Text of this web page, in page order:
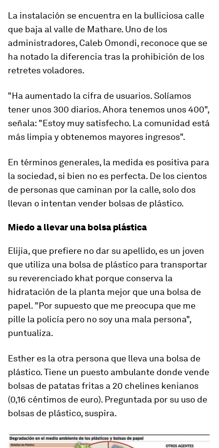
La instalación se encuentra en la bulliciosa calle
que baja al valle de Mathare. Uno de los
administradores, Caleb Omondi, reconoce que se
ha notado la diferencia tras la prohibición de los
retretes voladores.
"Ha aumentado la cifra de usuarios. Solíamos
tener unos 300 diarios. Ahora tenemos unos 400",
señala: "Estoy muy satisfecho. La comunidad está
más limpia y obtenemos mayores ingresos".
En términos generales, la medida es positiva para
la sociedad, si bien no es perfecta. De los cientos
de personas que caminan por la calle, solo dos
llevan o intentan vender bolsas de plástico.
Miedo a llevar una bolsa plástica
Elijia, que prefiere no dar su apellido, es un joven
que utiliza una bolsa de plástico para transportar
su reverenciado khat porque conserva la
hidratación de la planta mejor que una bolsa de
papel. "Por supuesto que me preocupa que me
pille la policía pero no soy una mala persona",
puntualiza.
Esther es la otra persona que lleva una bolsa de
plástico. Tiene un puesto ambulante donde vende
bolsas de patatas fritas a 20 chelines kenianos
(0,16 céntimos de euro). Preguntada por su uso de
bolsas de plástico, suspira.